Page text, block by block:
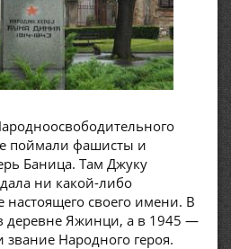
поймали фашисты и
Баница. Там Джуку
ни какой-либо
своего имени. В
деревне Яжинци, а в 1945 —
Народного героя.